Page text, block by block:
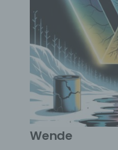
Wende